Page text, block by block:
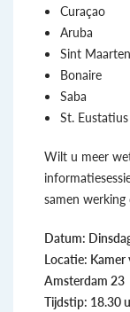
Curaçao
Aruba
Sint Maarten
Bonaire
Saba
St. Eustatius
Wilt u meer
samen werking
Datum:
Locatie:
Amsterdam 23
Tijdstip: 18.30